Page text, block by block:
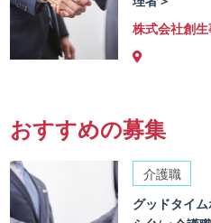
株式会社創
おすすめの募集
介護職
グッドタイ